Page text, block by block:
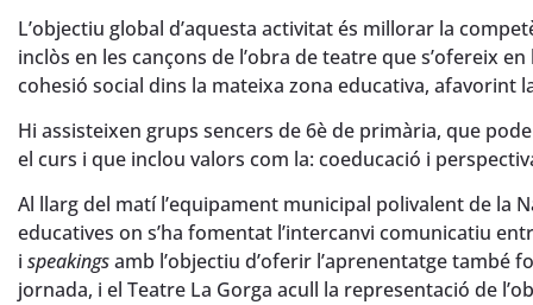
L’objectiu global d’aquesta activitat és millorar la
inclòs en les cançons de l’obra de teatre que s’ofereix
cohesió social dins la mateixa zona educativa, afavorint
Hi assisteixen grups sencers de 6è de primària, que
el curs i que inclou valors com la: coeducació i
Al llarg del matí l’equipament municipal polivalent de la
educatives on s’ha fomentat l’intercanvi comunicatiu
i speakingsamb l’objectiu d’oferir l’aprenentatge també
jornada, i el Teatre La Gorga acull la representació de